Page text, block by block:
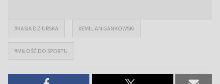
#KASIA DZIURSKA #EMILIAN GANKOWSKI
#MIŁOŚĆ DO SPORTU